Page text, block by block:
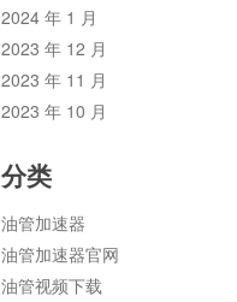
2024 年 1 月
2023 年 12 月
2023 年 11 月
2023 年 10 月
分类
油管加速器
油管加速器官网
油管视频下载